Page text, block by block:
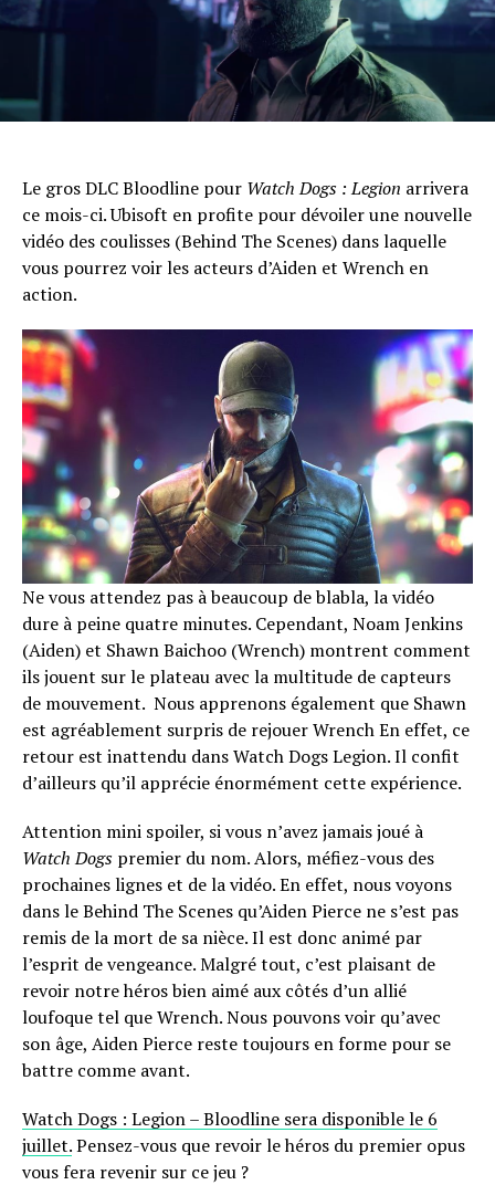
Le gros DLC Bloodline pour Watch Dogs : Legion arrivera
ce mois-ci. Ubisoft en profite pour dévoiler une nouvelle
vidéo des coulisses (Behind The Scenes) dans laquelle
vous pourrez voir les acteurs d’Aiden et Wrench en
action.
Ne vous attendez pas à beaucoup de blabla, la vidéo
dure à peine quatre minutes. Cependant, Noam Jenkins
(Aiden) et Shawn Baichoo (Wrench) montrent comment
ils jouent sur le plateau avec la multitude de capteurs
de mouvement. Nous apprenons également que Shawn
est agréablement surpris de rejouer Wrench En effet, ce
retour est inattendu dans Watch Dogs Legion. Il confit
d’ailleurs qu’il apprécie énormément cette expérience.
Attention mini spoiler, si vous n’avez jamais joué à
Watch Dogs premier du nom. Alors, méfiez-vous des
prochaines lignes et de la vidéo. En effet, nous voyons
dans le Behind The Scenes qu’Aiden Pierce ne s’est pas
remis de la mort de sa nièce. Il est donc animé par
l’esprit de vengeance. Malgré tout, c’est plaisant de
revoir notre héros bien aimé aux côtés d’un allié
loufoque tel que Wrench. Nous pouvons voir qu’avec
son âge, Aiden Pierce reste toujours en forme pour se
battre comme avant.
Watch Dogs : Legion – Bloodline sera disponible le 6
juillet.Pensez-vous que revoir le héros du premier opus
vous fera revenir sur ce jeu ?
Flipboard
Reddit
Pinterest
Email